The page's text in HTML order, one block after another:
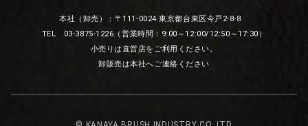
本社（卸売）：〒111-0024 東京都台東区今戸2-8-8
TEL 03-3875-1226（営業時間：9:00～12:00/12:50～17:30）
小売りは直営店をご利用ください。
卸販売は本社へご連絡ください